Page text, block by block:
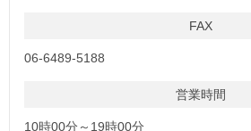
FAX
06-6489-5188
営業時間
10時00分～19時00分